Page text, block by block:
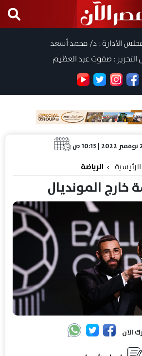
الادارة : د/ محمد أسعد
التحرير : صفوت عبد العظيم
الرئيسية الرياضة
خارج المونديال
الان